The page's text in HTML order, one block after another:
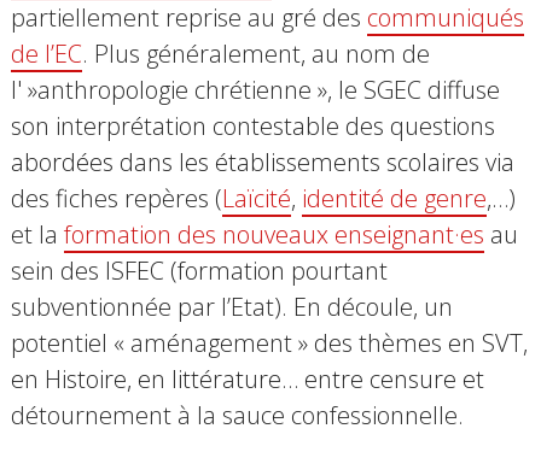
partiellement reprise au gré des communiqués
de l’EC. Plus généralement, au nom de
l' »anthropologie chrétienne », le SGEC diffuse
son interprétation contestable des questions
abordées dans les établissements scolaires via
des fiches repères (Laïcité, identité de genre,…)
et la formation des nouveaux enseignant·es au
sein des ISFEC (formation pourtant
subventionnée par l’Etat). En découle, un
potentiel « aménagement » des thèmes en SVT,
en Histoire, en littérature… entre censure et
détournement à la sauce confessionnelle.